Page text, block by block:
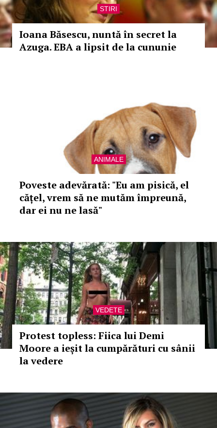
STIRI
Ioana Băsescu, nuntă în secret la
Azuga. EBA a lipsit de la cununie
ANIMALE
Poveste adevărată: "Eu am pisică, el
cățel, vrem să ne mutăm împreună,
dar ei nu ne lasă"
VEDETE
Protest topless: Fiica lui Demi
Moore a ieșit la cumpărături cu sânii
la vedere